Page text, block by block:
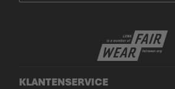
KLANTENSERVICE